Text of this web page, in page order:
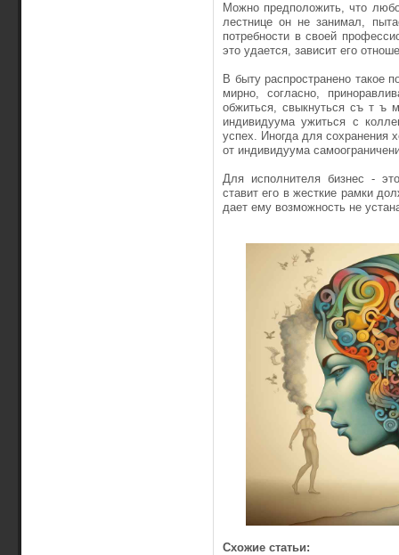
Можно предположить, что
лестнице он не занимал,
потребности в своей
это удается, зависит его
В быту распространено такое
мирно, согласно,
обжиться, свыкнуться съ т ъ
индивидуума ужиться с
успех. Иногда для сохранения
от индивидуума
Для исполнителя бизнес -
ставит его в жесткие рамки
дает ему возможность не
Схожие статьи: